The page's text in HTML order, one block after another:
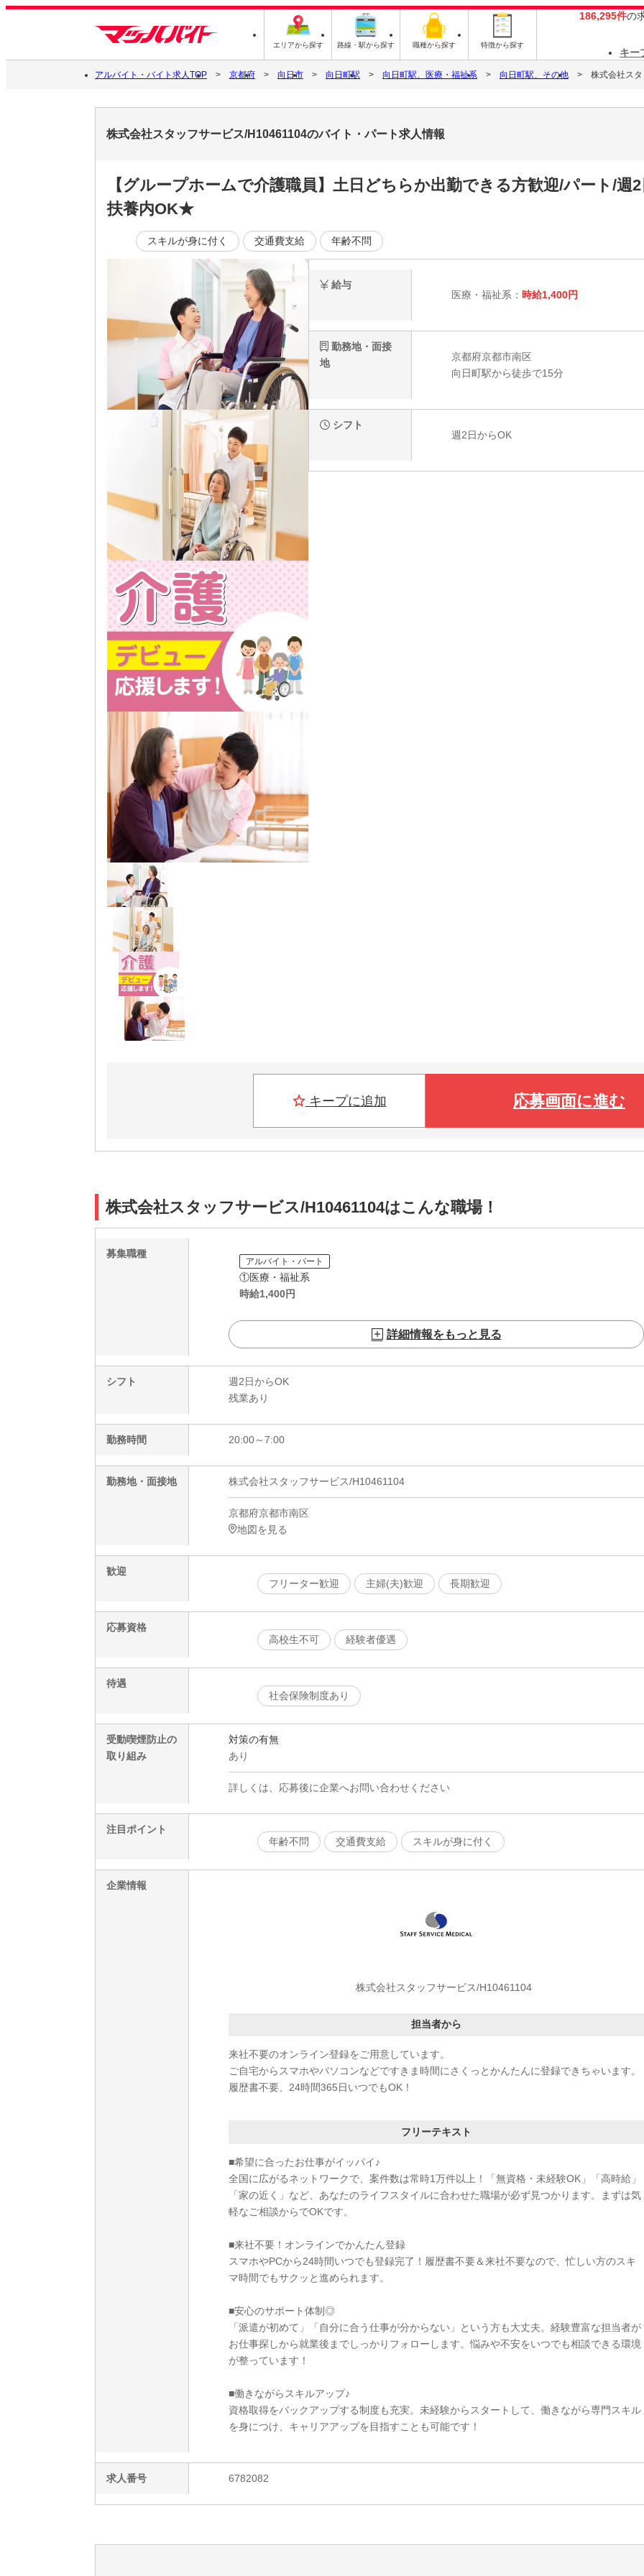
エリアから探す 路線・駅から探す 職種から探す 特徴から探す
186,295件の
キー
アルバイト・バイト求人TOP 京都府 向日市 向日町駅 向日町駅、医療・福祉系 向日町駅、その他 株式会社ス
株式会社スタッフサービス/H10461104のバイト・パート求人情報
【グループホームで介護職員】土日どちらか出勤できる方歓迎/パート/週
扶養内OK★
スキルが身に付く 交通費支給 年齢不問
給与
医療・福祉系： 時給1,400円
勤務地・面接
地
京都府京都市南区
向日町駅から徒歩で15分
シフト
週2日からOK
キープに追加 応募画面に進む
株式会社スタッフサービス/H10461104はこんな職場！
募集職種
アルバイト・パート
①医療・福祉系
時給1,400円
詳細情報をもっと見る
シフト
週2日からOK
残業あり
勤務時間 20:00～7:00
勤務地・面接地 株式会社スタッフサービス/H10461104
京都府京都市南区
地図を見る
歓迎
フリーター歓迎
主婦(夫)歓迎 長期歓迎
応募資格
高校生不可
経験者優遇
待遇
社会保険制度あり
受動喫煙防止の
取り組み
対策の有無
あり
詳しくは、応募後に企業へお問い合わせください
注目ポイント
年齢不問
交通費支給 スキルが身に付く
企業情報
株式会社スタッフサービス/H10461104
担当者から
来社不要のオンライン登録をご用意しています。
ご自宅からスマホやパソコンなどですきま時間にさくっとかんたんに登録できちゃいます。
履歴書不要、24時間365日いつでもOK！
フリーテキスト
■希望に合ったお仕事がイッパイ♪
全国に広がるネットワークで、案件数は常時1万件以上！「無資格・未経験OK」「高時給」
「家の近く」など、あなたのライフスタイルに合わせた職場が必ず見つかります。まずは気
軽なご相談からでOKです。
■来社不要！オンラインでかんたん登録
スマホやPCから24時間いつでも登録完了！履歴書不要＆来社不要なので、忙しい方のスキ
マ時間でもサクッと進められます。
■安心のサポート体制◎
「派遣が初めて」「自分に合う仕事が分からない」という方も大丈夫。経験豊富な担当者が
お仕事探しから就業後までしっかりフォローします。悩みや不安をいつでも相談できる環境
が整っています！
■働きながらスキルアップ♪
資格取得をバックアップする制度も充実。未経験からスタートして、働きながら専門スキル
を身につけ、キャリアアップを目指すことも可能です！
求人番号 6782082